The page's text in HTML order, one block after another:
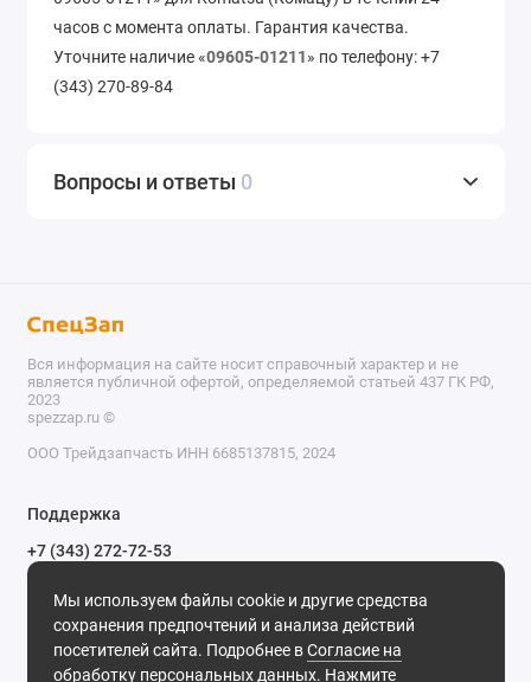
часов с момента оплаты. Гарантия качества.
Уточните наличие «09605-01211» по телефону: +7
(343) 270-89-84
Вопросы и ответы 0
Мы используем файлы cookie и другие средства
сохранения предпочтений и анализа действий
посетителей сайта. Подробнее вСогласие на
обработку персональных данных. Нажмите
Вся информация на сайте носит справочный характер и не
является публичной офертой, определяемой статьей 437 ГК РФ,
2023
spezzap.ru ©️
ООО Трейдзапчасть ИНН 6685137815, 2024
Поддержка
+7 (343) 272-72-53
Обратный звонок
620030, г. Екатеринбург, ул. Карьерная, д. 14, оф. 14.
Мы в сети